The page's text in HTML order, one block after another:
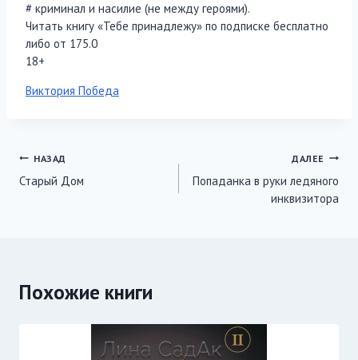
# криминал и насилие (не между героями).
Читать книгу «Тебе принадлежу» по подписке бесплатно
либо от 175.0
18+
Метки
Виктория Победа
Навигация
по
НАЗАД
Старый Дом
ДАЛЕЕ
Попаданка в руки ледяного
инквизитора
Похожие книги